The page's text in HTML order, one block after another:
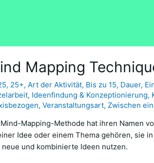
Mapping
, 25+, Art der Aktivität, Bis zu 15, Dauer,
, Ideenfindung & Konzeptionierung,
,Veranstaltungsart,Zwischen
Mapping-Methode hat ihren Namen
Idee oder einem Thema gehören, sie
neue und kombinierte Ideen nutzen.